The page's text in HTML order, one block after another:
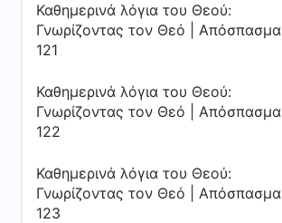
Καθημερινά λόγια του Θεού:
Γνωρίζοντας τον Θεό | Απόσπασμα
121
Καθημερινά λόγια του Θεού:
Γνωρίζοντας τον Θεό | Απόσπασμα
122
Καθημερινά λόγια του Θεού:
Γνωρίζοντας τον Θεό | Απόσπασμα
123